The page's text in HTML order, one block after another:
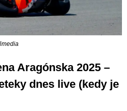
Aragónska 2025 –
dnes live (kedy je